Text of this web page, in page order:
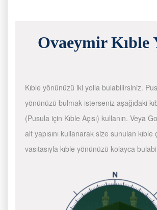
Ovaeymir Kıble
Kıble yönünüzü iki yolla bulabilirsiniz.
yönünüzü bulmak isterseniz aşağıdaki
(Pusula için Kıble Açısı) kullanın. Veya
alt yapısını kullanarak size sunulan kıble
vasıtasıyla kıble yönünüzü kolayca